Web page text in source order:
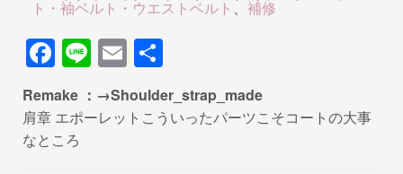
ト・袖ベルト・ウエストベルト 、 補修
F
a
c
e
Li
n
e
E
m
ail
有
Remake ：→Shoulder_strap_made
肩章 エポーレットこういったパーツこそコートの大事
なところ